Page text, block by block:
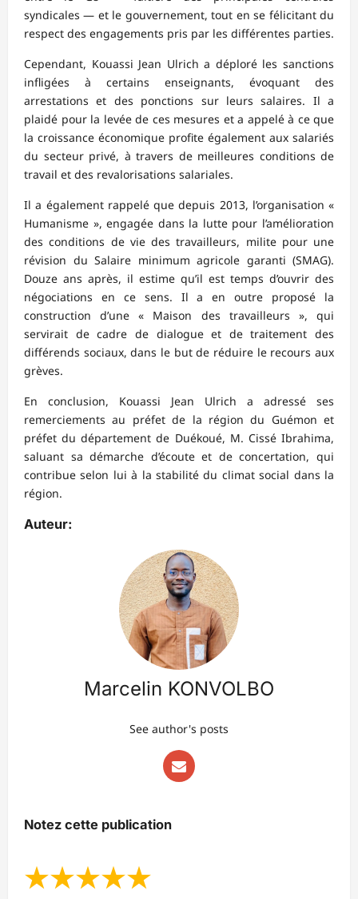
syndicales — et le gouvernement, tout en se félicitant du
respect des engagements pris par les différentes parties.
Cependant, Kouassi Jean Ulrich a déploré les sanctions
infligées à certains enseignants, évoquant des
arrestations et des ponctions sur leurs salaires. Il a
plaidé pour la levée de ces mesures et a appelé à ce que
la croissance économique profite également aux salariés
du secteur privé, à travers de meilleures conditions de
travail et des revalorisations salariales.
Il a également rappelé que depuis 2013, l’organisation «
Humanisme », engagée dans la lutte pour l’amélioration
des conditions de vie des travailleurs, milite pour une
révision du Salaire minimum agricole garanti (SMAG).
Douze ans après, il estime qu’il est temps d’ouvrir des
négociations en ce sens. Il a en outre proposé la
construction d’une « Maison des travailleurs », qui
servirait de cadre de dialogue et de traitement des
différends sociaux, dans le but de réduire le recours aux
grèves.
En conclusion, Kouassi Jean Ulrich a adressé ses
remerciements au préfet de la région du Guémon et
préfet du département de Duékoué, M. Cissé Ibrahima,
saluant sa démarche d’écoute et de concertation, qui
contribue selon lui à la stabilité du climat social dans la
région.
Auteur:
Marcelin KONVOLBO
See author's posts
Notez cette publication
★★★★★